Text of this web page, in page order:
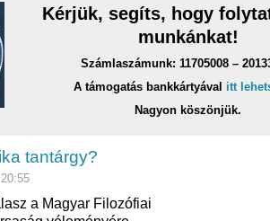
Kérjük, segíts, hogy
munkánkat!
Számlaszámunk: 11705008 –
A támogatás bankkártyával itt
Nagyon köszönjük.
tantárgy?
a Magyar Filozófiai